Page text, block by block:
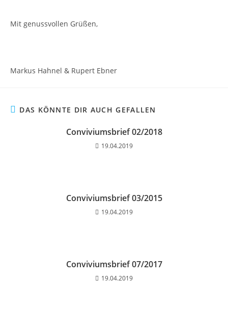
Mit genussvollen Grüßen,
Markus Hahnel & Rupert Ebner
DAS KÖNNTE DIR AUCH GEFALLEN
Conviviumsbrief 02/2018
19.04.2019
Conviviumsbrief 03/2015
19.04.2019
Conviviumsbrief 07/2017
19.04.2019